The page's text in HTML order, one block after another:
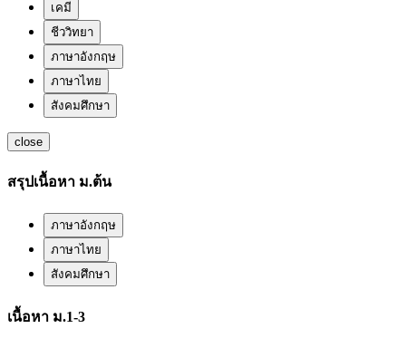
เคมี
ชีววิทยา
ภาษาอังกฤษ
ภาษาไทย
สังคมศึกษา
close
สรุปเนื้อหา ม.ต้น
ภาษาอังกฤษ
ภาษาไทย
สังคมศึกษา
เนื้อหา ม.1-3